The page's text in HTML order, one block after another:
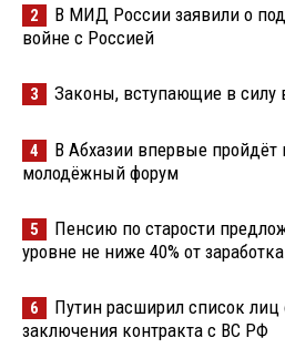
2
В МИД России заявили о
войне с Россией
3 Законы, вступающие в силу
4
В Абхазии впервые
молодёжный форум
5
Пенсию по старости
уровне не ниже 40% от заработка
6
Путин расширил список
заключения контракта с ВС РФ